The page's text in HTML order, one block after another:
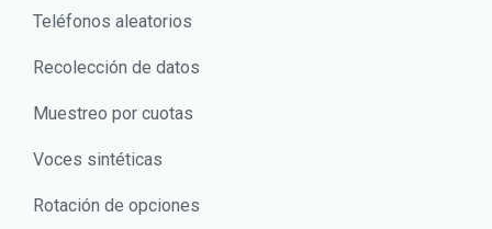
Teléfonos aleatorios
Recolección de datos
Muestreo por cuotas
Voces sintéticas
Rotación de opciones